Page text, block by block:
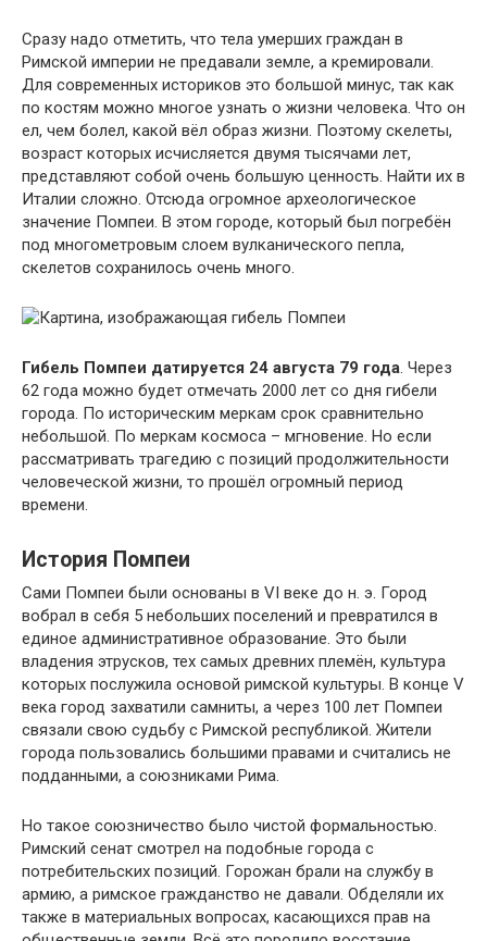
Сразу надо отметить, что тела умерших граждан в
Римской империи не предавали земле, а кремировали.
Для современных историков это большой минус, так как
по костям можно многое узнать о жизни человека. Что он
ел, чем болел, какой вёл образ жизни. Поэтому скелеты,
возраст которых исчисляется двумя тысячами лет,
представляют собой очень большую ценность. Найти их в
Италии сложно. Отсюда огромное археологическое
значение Помпеи. В этом городе, который был погребён
под многометровым слоем вулканического пепла,
скелетов сохранилось очень много.
Гибель Помпеи датируется 24 августа 79 года. Через
62 года можно будет отмечать 2000 лет со дня гибели
города. По историческим меркам срок сравнительно
небольшой. По меркам космоса – мгновение. Но если
рассматривать трагедию с позиций продолжительности
человеческой жизни, то прошёл огромный период
времени.
История Помпеи
Сами Помпеи были основаны в VI веке до н. э. Город
вобрал в себя 5 небольших поселений и превратился в
единое административное образование. Это были
владения этрусков, тех самых древних племён, культура
которых послужила основой римской культуры. В конце V
века город захватили самниты, а через 100 лет Помпеи
связали свою судьбу с Римской республикой. Жители
города пользовались большими правами и считались не
подданными, а союзниками Рима.
Но такое союзничество было чистой формальностью.
Римский сенат смотрел на подобные города с
потребительских позиций. Горожан брали на службу в
армию, а римское гражданство не давали. Обделяли их
также в материальных вопросах, касающихся прав на